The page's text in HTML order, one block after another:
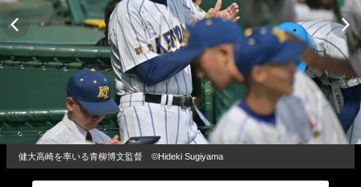
健大高崎を率いる青柳博文監督 ©Hideki Sugiyama